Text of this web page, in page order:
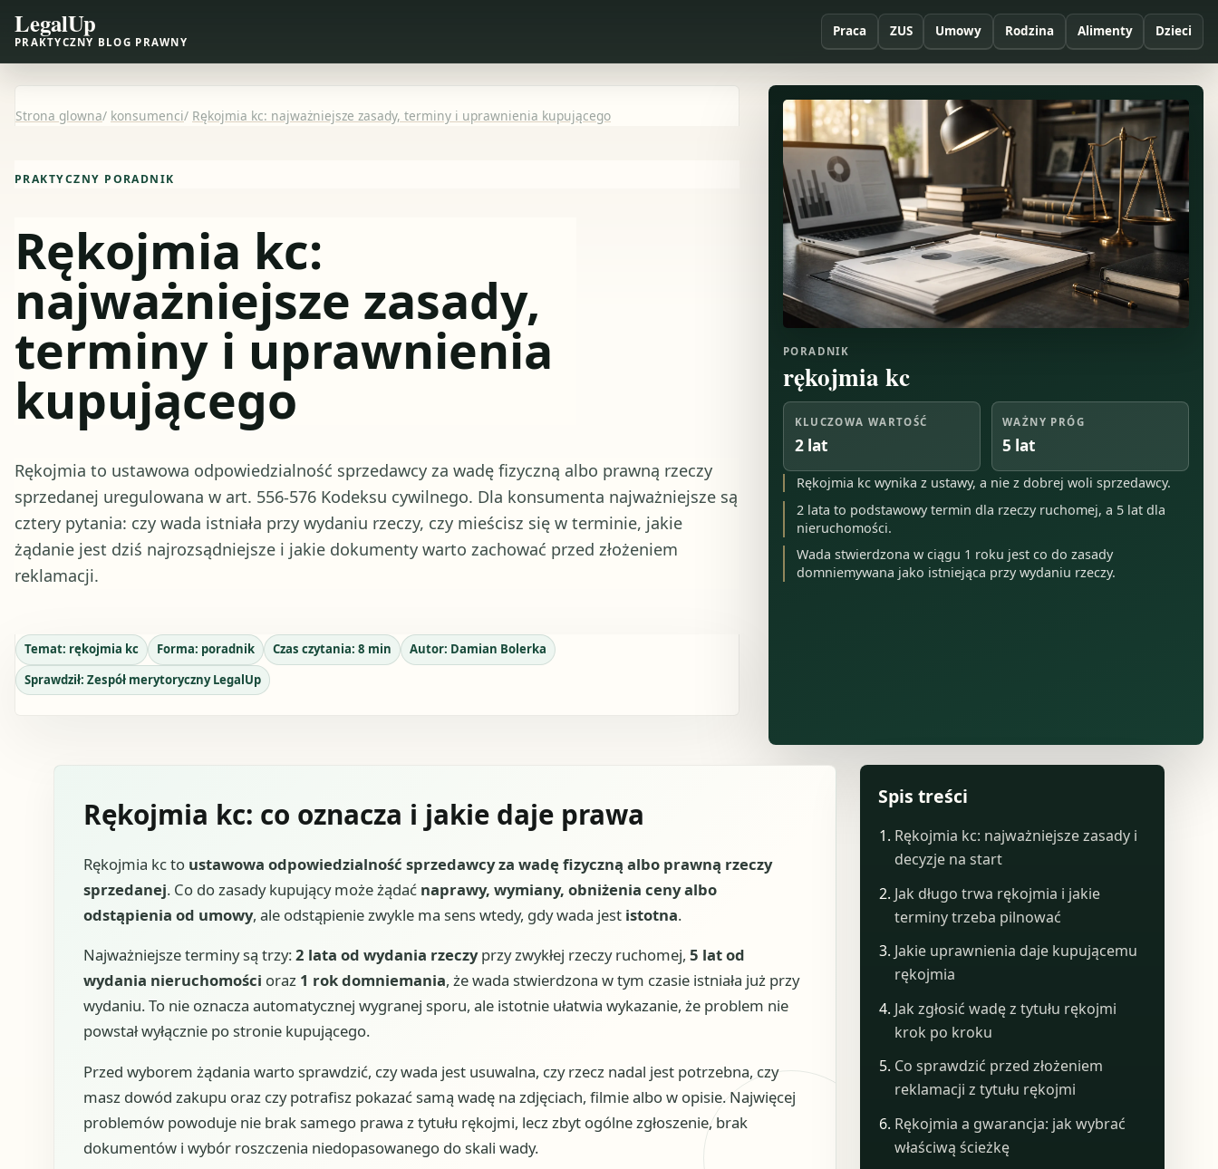
LegalUp
PRAKTYCZNY BLOG PRAWNY
Praca ZUS Umowy Rodzina Alimenty Dzieci
Strona glowna/ konsumenci/ Rękojmia kc: najważniejsze zasady, terminy i uprawnienia kupującego
PRAKTYCZNY PORADNIK
Rękojmia kc:
najważniejsze zasady,
terminy i uprawnienia
kupującego
Rękojmia to ustawowa odpowiedzialność sprzedawcy za wadę fizyczną albo prawną rzeczy
sprzedanej uregulowana w art. 556-576 Kodeksu cywilnego. Dla konsumenta najważniejsze są
cztery pytania: czy wada istniała przy wydaniu rzeczy, czy mieścisz się w terminie, jakie
żądanie jest dziś najrozsądniejsze i jakie dokumenty warto zachować przed złożeniem
reklamacji.
Temat: rękojmia kc Forma: poradnik Czas czytania: 8 min Autor: Damian Bolerka
Sprawdził: Zespół merytoryczny LegalUp
PORADNIK
rękojmia kc
KLUCZOWA WARTOŚĆ
2 lat
WAŻNY PRÓG
5 lat
Rękojmia kc wynika z ustawy, a nie z dobrej woli sprzedawcy.
2 lata to podstawowy termin dla rzeczy ruchomej, a 5 lat dla
nieruchomości.
Wada stwierdzona w ciągu 1 roku jest co do zasady
domniemywana jako istniejąca przy wydaniu rzeczy.
Rękojmia kc: co oznacza i jakie daje prawa
Rękojmia kc to ustawowa odpowiedzialność sprzedawcy za wadę fizyczną albo prawną rzeczy
sprzedanej. Co do zasady kupujący może żądać naprawy, wymiany, obniżenia ceny albo
odstąpienia od umowy, ale odstąpienie zwykle ma sens wtedy, gdy wada jest istotna.
Najważniejsze terminy są trzy:2 lata od wydania rzeczyprzy zwykłej rzeczy ruchomej, 5 lat od
wydania nieruchomości oraz 1 rok domniemania, że wada stwierdzona w tym czasie istniała już przy
wydaniu. To nie oznacza automatycznej wygranej sporu, ale istotnie ułatwia wykazanie, że problem nie
powstał wyłącznie po stronie kupującego.
Przed wyborem żądania warto sprawdzić, czy wada jest usuwalna, czy rzecz nadal jest potrzebna, czy
masz dowód zakupu oraz czy potrafisz pokazać samą wadę na zdjęciach, filmie albo w opisie. Najwięcej
problemów powoduje nie brak samego prawa z tytułu rękojmi, lecz zbyt ogólne zgłoszenie, brak
dokumentów i wybór roszczenia niedopasowanego do skali wady.
Spis treści
Rękojmia kc: najważniejsze zasady i
decyzje na start
Jak długo trwa rękojmia i jakie
terminy trzeba pilnować
Jakie uprawnienia daje kupującemu
rękojmia
Jak zgłosić wadę z tytułu rękojmi
krok po kroku
Co sprawdzić przed złożeniem
reklamacji z tytułu rękojmi
Rękojmia a gwarancja: jak wybrać
właściwą ścieżkę